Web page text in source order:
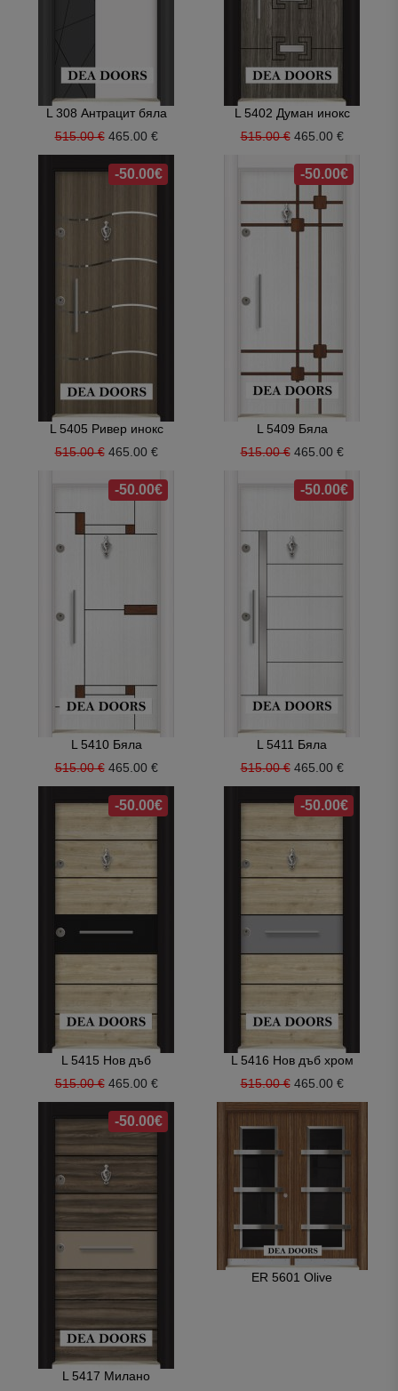
L 308 Антрацит бяла
515.00 € 465.00 €
L 5402 Думан инокс
515.00 € 465.00 €
-50.00€
L 5405 Ривер инокс
515.00 € 465.00 €
-50.00€
L 5409 Бяла
515.00 € 465.00 €
-50.00€
L 5410 Бяла
515.00 € 465.00 €
-50.00€
L 5411 Бяла
515.00 € 465.00 €
-50.00€
L 5415 Нов дъб
515.00 € 465.00 €
-50.00€
L 5416 Нов дъб хром
515.00 € 465.00 €
-50.00€
L 5417 Милано
ER 5601 Olive